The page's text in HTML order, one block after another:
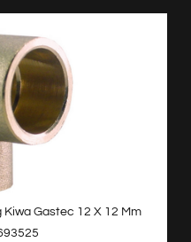
Gastec 12 X 12 Mm